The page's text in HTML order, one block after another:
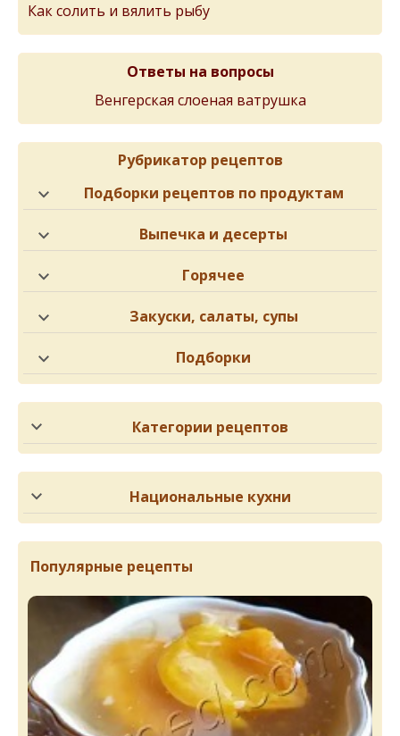
Как солить и вялить рыбу
Ответы на вопросы
Венгерская слоеная ватрушка
Рубрикатор рецептов
Подборки рецептов по продуктам
Выпечка и десерты
Горячее
Закуски, салаты, супы
Подборки
Категории рецептов
Национальные кухни
Популярные рецепты